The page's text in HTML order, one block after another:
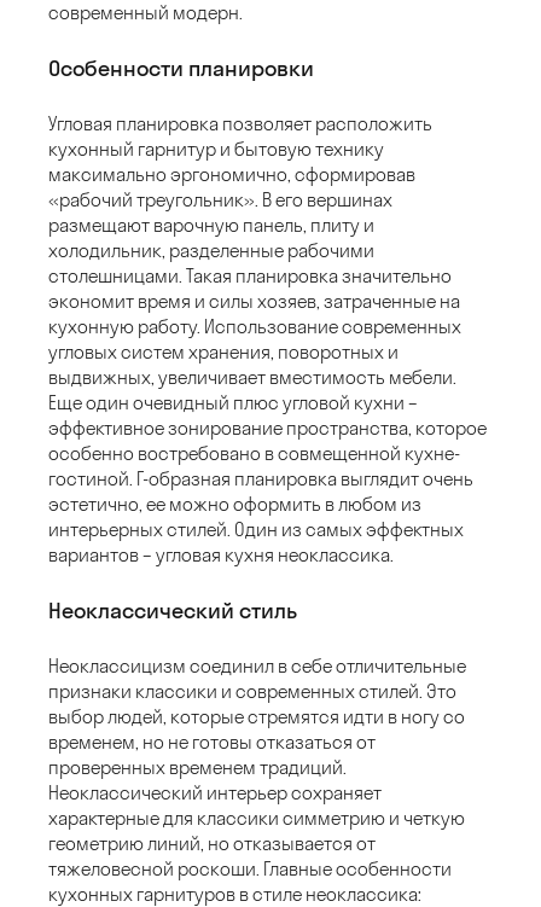
современный модерн.
Особенности планировки
Угловая планировка позволяет расположить
кухонный гарнитур и бытовую технику
максимально эргономично, сформировав
«рабочий треугольник». В его вершинах
размещают варочную панель, плиту и
холодильник, разделенные рабочими
столешницами. Такая планировка значительно
экономит время и силы хозяев, затраченные на
кухонную работу. Использование современных
угловых систем хранения, поворотных и
выдвижных, увеличивает вместимость мебели.
Еще один очевидный плюс угловой кухни –
эффективное зонирование пространства, которое
особенно востребовано в совмещенной кухне-
гостиной. Г-образная планировка выглядит очень
эстетично, ее можно оформить в любом из
интерьерных стилей. Один из самых эффектных
вариантов – угловая кухня неоклассика.
Неоклассический стиль
Неоклассицизм соединил в себе отличительные
признаки классики и современных стилей. Это
выбор людей, которые стремятся идти в ногу со
временем, но не готовы отказаться от
проверенных временем традиций.
Неоклассический интерьер сохраняет
характерные для классики симметрию и четкую
геометрию линий, но отказывается от
тяжеловесной роскоши. Главные особенности
кухонных гарнитуров в стиле неоклассика: